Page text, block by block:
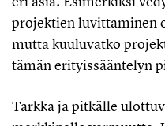
projektien luvittaminen
mutta kuuluvatko
tämän erityissääntelyn
Tarkka ja pitkälle